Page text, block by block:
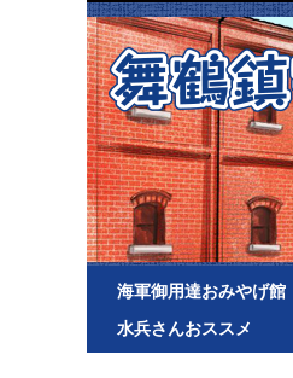
海軍御用達おみやげ館
水兵さんおススメ